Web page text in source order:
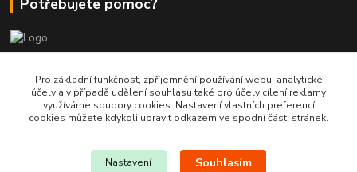
Potřebujete pomoc?
+420 380 830 198
wokas.online@yahoo.cz
Pro základní funkčnost, zpříjemnění používání webu, analytické
účely a v případě udělení souhlasu také pro účely cílení reklamy
využíváme soubory cookies. Nastavení vlastních preferencí
cookies můžete kdykoli upravit odkazem ve spodní části stránek.
Nastavení Souhlasím